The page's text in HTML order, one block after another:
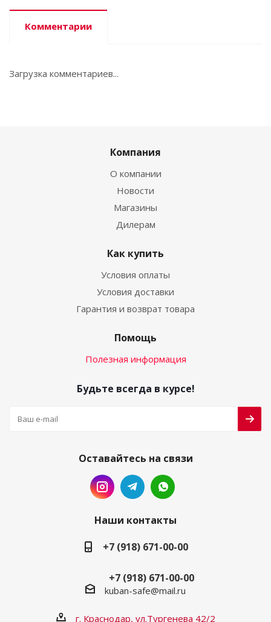
Комментарии
Загрузка комментариев...
Компания
О компании
Новости
Магазины
Дилерам
Как купить
Условия оплаты
Условия доставки
Гарантия и возврат товара
Помощь
Полезная информация
Будьте всегда в курсе!
Оставайтесь на связи
Наши контакты
+7 (918) 671-00-00
+7 (918) 671-00-00
kuban-safe@mail.ru
г. Краснодар, ул.Тургенева 42/2